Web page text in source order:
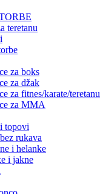
teretanu
za boks
za džak
za fitnes/karate/teretanu
za MMA
topovi
rukava
i helanke
i jakne